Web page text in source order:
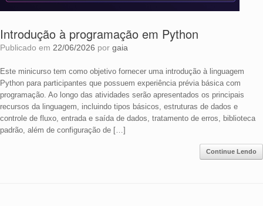
Introdução à programação em Python
Publicado em 22/06/2026 por gaia
Este minicurso tem como objetivo fornecer uma introdução à linguagem
Python para participantes que possuem experiência prévia básica com
programação. Ao longo das atividades serão apresentados os principais
recursos da linguagem, incluindo tipos básicos, estruturas de dados e
controle de fluxo, entrada e saída de dados, tratamento de erros, biblioteca
padrão, além de configuração de […]
Continue Lendo